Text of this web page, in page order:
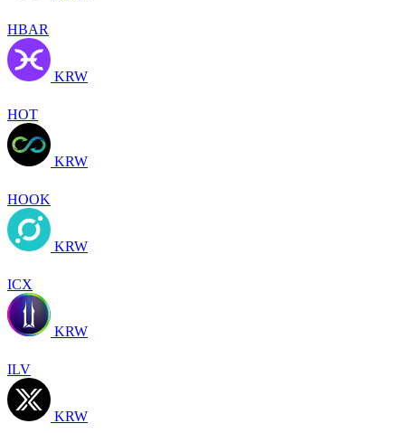
HBAR
KRW
HOT
KRW
HOOK
KRW
ICX
KRW
ILV
KRW